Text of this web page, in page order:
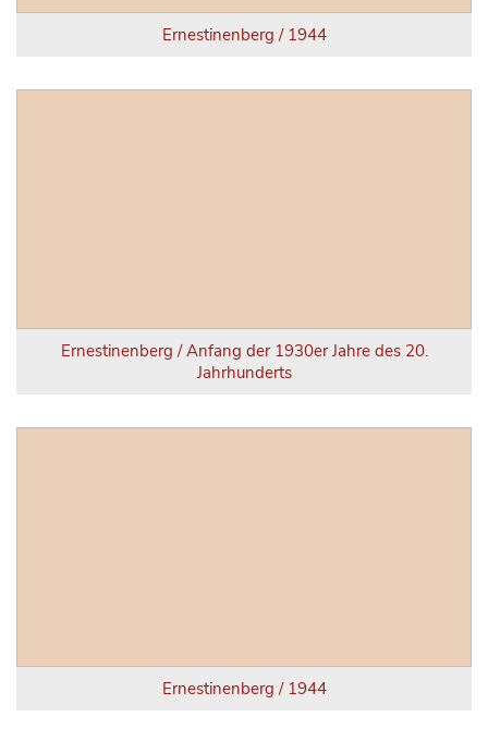
Ernestinenberg / 1944
Ernestinenberg / Anfang der 1930er Jahre des 20.
Jahrhunderts
Ernestinenberg / 1944